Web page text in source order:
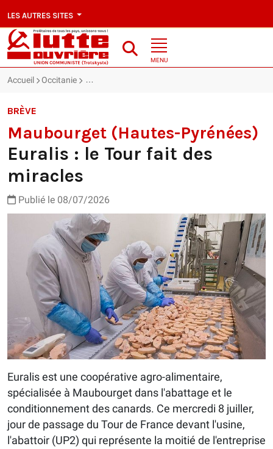
LES AUTRES SITES
MENU
Accueil Occitanie Maubourget (Hautes-Pyrénées) : Euralis : le Tour
BRÈVE
Maubourget (Hautes-Pyrénées)
Euralis : le Tour fait des
miracles
Publié le 08/07/2026
Euralis est une coopérative agro-alimentaire,
spécialisée à Maubourget dans l'abattage et le
conditionnement des canards. Ce mercredi 8 juiller,
jour de passage du Tour de France devant l'usine,
l'abattoir (UP2) qui représente la moitié de l'entreprise